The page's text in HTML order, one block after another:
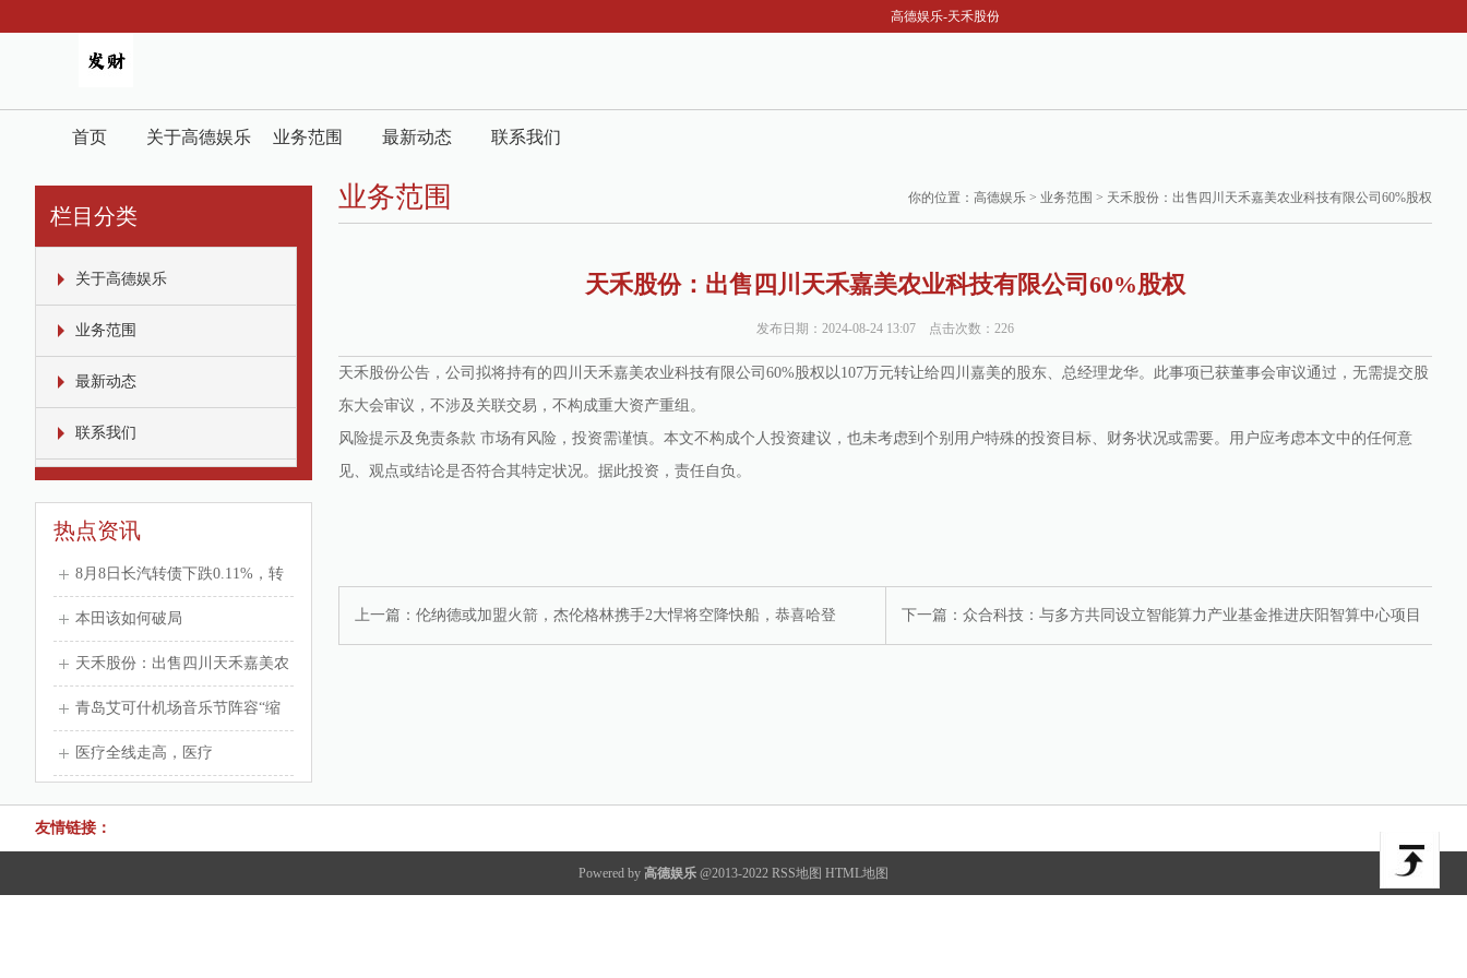
高德娱乐-天禾股份：出售四川天禾嘉美农业科技有限公司60%股权
首页 关于高德娱乐 业务范围 最新动态 联系我们
栏目分类
关于高德娱乐
业务范围
最新动态
联系我们
热点资讯
8月8日长汽转债下跌0.11%，转
股溢价率90.82%
本田该如何破局
天禾股份：出售四川天禾嘉美农
业科技有限公司60%股权
青岛艾可什机场音乐节阵容“缩
水”观众喊话主办方退机票手续
医疗全线走高，医疗
衍新药涨停，爱
业务范围 你的位置： 高德娱乐 > 业务范围 > 天禾股份：出售四川天禾嘉美农业科技有限公司60%股权
天禾股份：出售四川天禾嘉美农业科技有限公司60%股权
发布日期：2024-08-24 13:07 点击次数：226
天禾股份公告，公司拟将持有的四川天禾嘉美农业科技有限公司60%股权以107万元转让给四川嘉美的股东、总经理龙华。此事项已获董事会审议通过，无需提交股
东大会审议，不涉及关联交易，不构成重大资产重组。
风险提示及免责条款 市场有风险，投资需谨慎。本文不构成个人投资建议，也未考虑到个别用户特殊的投资目标、财务状况或需要。用户应考虑本文中的任何意
见、观点或结论是否符合其特定状况。据此投资，责任自负。
上一篇： 伦纳德或加盟火箭，杰伦格林携手2大悍将空降快船，恭喜哈登 下一篇： 众合科技：与多方共同设立智能算力产业基金推进庆阳智算中心项目
友情链接：
Powered by 高德娱乐 @2013-2022 RSS地图 HTML地图